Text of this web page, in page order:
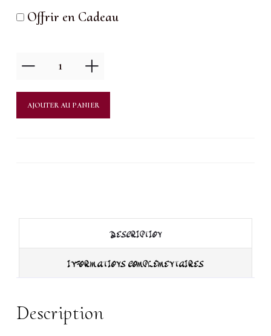
Offrir en Cadeau
quantité
Soin
AJOUTER AU PANIER
DESCRIPTION
INFORMATIONS COMPLÉMENTAIRES
Description